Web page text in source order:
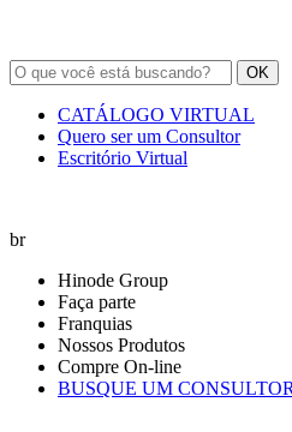
OK
CATÁLOGO VIRTUAL
Quero ser um Consultor
Escritório Virtual
br
Hinode Group
Faça parte
Franquias
Nossos Produtos
Compre On-line
BUSQUE UM CONSULTOR